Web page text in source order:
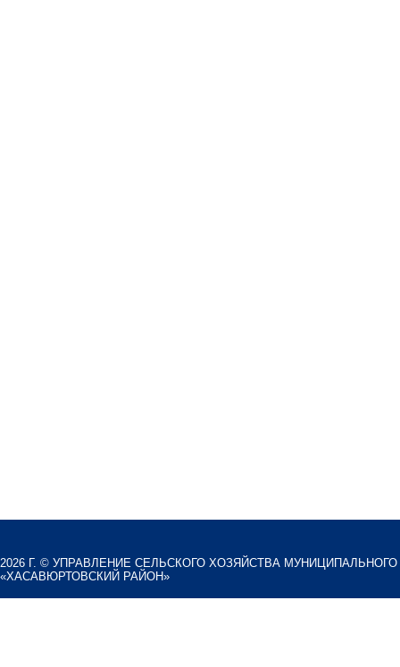
2026 Г. © УПРАВЛЕНИЕ СЕЛЬСКОГО ХОЗЯЙСТВА
«ХАСАВЮРТОВСКИЙ РАЙОН»